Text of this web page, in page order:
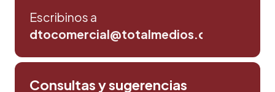
Escribinos a
dtocomercial@totalmedios.com
Consultas y sugerencias